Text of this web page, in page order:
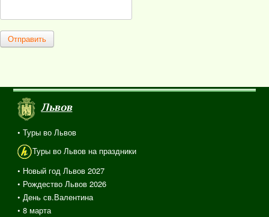
Отправить
Львов
• Туры во Львов
Туры во Львов на праздники
• Новый год Львов 2027
• Рождество Львов 2026
• День св.Валентина
• 8 марта